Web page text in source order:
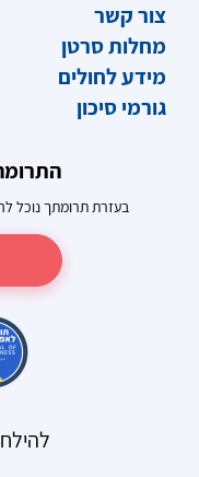
מחלות סרטן
מידע לחולים
גורמי סיכון
צור קשר
בעזרת תרומתך נוכל